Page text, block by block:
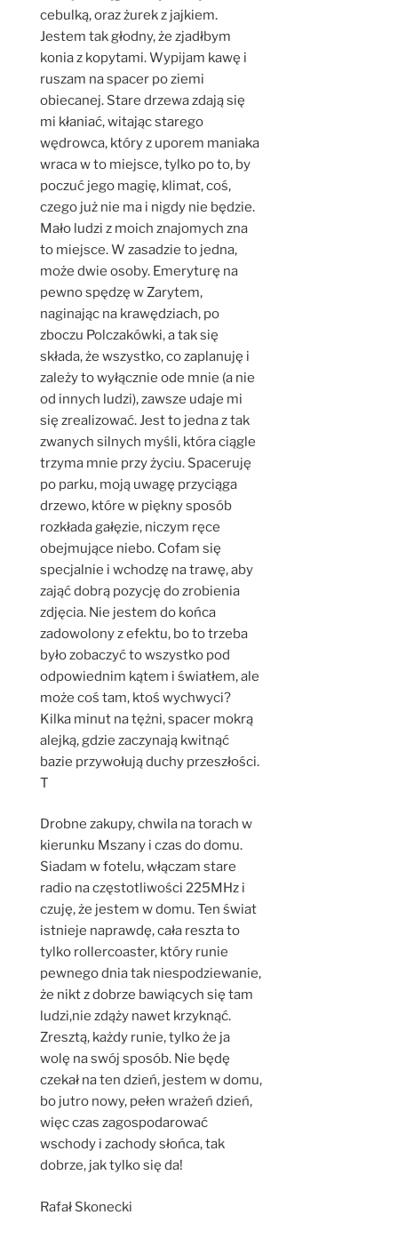
cebulką, oraz żurek z jajkiem.
Jestem tak głodny, że zjadłbym
konia z kopytami. Wypijam kawę i
ruszam na spacer po ziemi
obiecanej. Stare drzewa zdają się
mi kłaniać, witając starego
wędrowca, który z uporem maniaka
wraca w to miejsce, tylko po to, by
poczuć jego magię, klimat, coś,
czego już nie ma i nigdy nie będzie.
Mało ludzi z moich znajomych zna
to miejsce. W zasadzie to jedna,
może dwie osoby. Emeryturę na
pewno spędzę w Zarytem,
naginając na krawędziach, po
zboczu Polczakówki, a tak się
składa, że wszystko, co zaplanuję i
zależy to wyłącznie ode mnie (a nie
od innych ludzi), zawsze udaje mi
się zrealizować. Jest to jedna z tak
zwanych silnych myśli, która ciągle
trzyma mnie przy życiu. Spaceruję
po parku, moją uwagę przyciąga
drzewo, które w piękny sposób
rozkłada gałęzie, niczym ręce
obejmujące niebo. Cofam się
specjalnie i wchodzę na trawę, aby
zająć dobrą pozycję do zrobienia
zdjęcia. Nie jestem do końca
zadowolony z efektu, bo to trzeba
było zobaczyć to wszystko pod
odpowiednim kątem i światłem, ale
może coś tam, ktoś wychwyci?
Kilka minut na tężni, spacer mokrą
alejką, gdzie zaczynają kwitnąć
bazie przywołują duchy przeszłości.
T
Drobne zakupy, chwila na torach w
kierunku Mszany i czas do domu.
Siadam w fotelu, włączam stare
radio na częstotliwości 225MHz i
czuję, że jestem w domu. Ten świat
istnieje naprawdę, cała reszta to
tylko rollercoaster, który runie
pewnego dnia tak niespodziewanie,
że nikt z dobrze bawiących się tam
ludzi,nie zdąży nawet krzyknąć.
Zresztą, każdy runie, tylko że ja
wolę na swój sposób. Nie będę
czekał na ten dzień, jestem w domu,
bo jutro nowy, pełen wrażeń dzień,
więc czas zagospodarować
wschody i zachody słońca, tak
dobrze, jak tylko się da!
Rafał Skonecki